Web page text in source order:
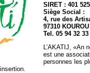
SIRET : 401
Siège Social :
4, rue des
97310 KOUROU
Tel. 05 94 32
L’AKATIJ, «An
est une
personnes les